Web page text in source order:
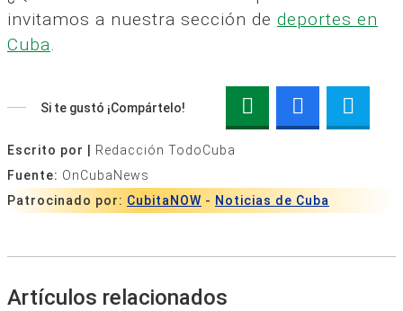
invitamos a nuestra sección de deportes en
Cuba
Si te gustó ¡Compártelo!
Escrito por | Redacción TodoCuba
Fuente: OnCubaNews
Patrocinado por: CubitaNOW - Noticias de Cuba
Artículos relacionados